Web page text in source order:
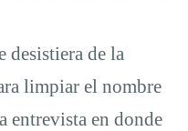
desistiera de la
limpiar el nombre
entrevista en donde